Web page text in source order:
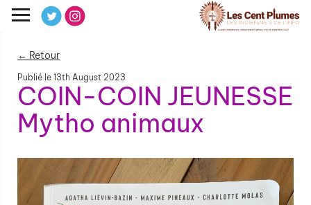
← Retour
Publié le 13th August 2023
COIN-COIN JEUNESSE
Mytho animaux